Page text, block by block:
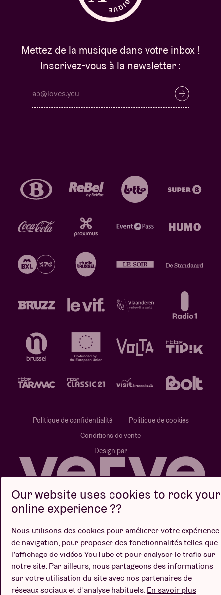
Mettez de la musique dans votre inbox !
Inscrivez-vous à la newsletter :
Politique de confidentialité
Politique de cookies
Conditions de vente
Design par
Site web par
Our website uses cookies to rock your
online experience ??
Nous utilisons des cookies pour améliorer votre expérience
de navigation, pour proposer des fonctionnalités telles que
l’affichage de vidéos YouTube et pour analyser le trafic sur
notre site. Par ailleurs, nous partageons des informations
sur votre utilisation du site avec nos partenaires de
réseaux sociaux et d’analyse habituels. En savoir plus